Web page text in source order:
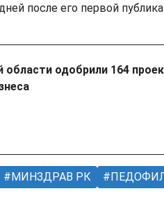
после его первой
области одобрили 164
МИНЗДРАВ РК